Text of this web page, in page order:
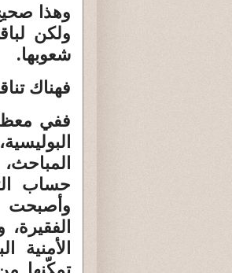
وهذا
ولكن
شعوبها.
فهناك
ففي معظم
حساب
وأصبحت
الأمنية